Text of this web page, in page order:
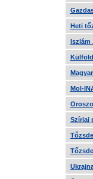
Heti
Iszlám
Mol-
Szíriai